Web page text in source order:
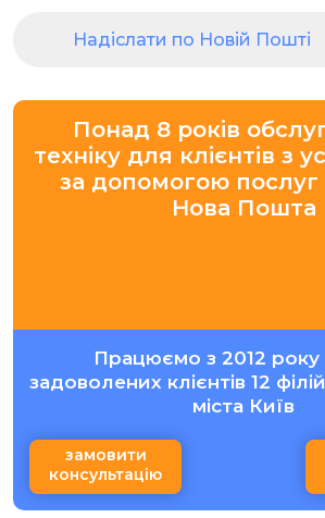
Надіслати по Новій Пошті
Понад 8 років
техніку для клієнтів з
за допомогою послуг
Нова Пошта
Працюємо з 2012 року
задоволених клієнтів 12
міста Київ
замовити
консультацію